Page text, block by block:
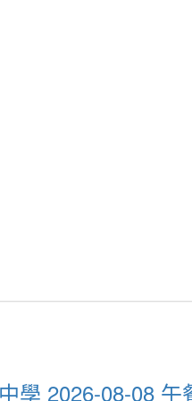
學 2026-08-08 午